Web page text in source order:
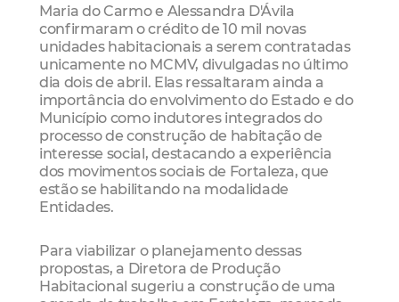
Maria do Carmo e Alessandra D'Ávila
confirmaram o crédito de 10 mil novas
unidades habitacionais a serem contratadas
unicamente no MCMV, divulgadas no último
dia dois de abril. Elas ressaltaram ainda a
importância do envolvimento do Estado e do
Município como indutores integrados do
processo de construção de habitação de
interesse social, destacando a experiência
dos movimentos sociais de Fortaleza, que
estão se habilitando na modalidade
Entidades.
Para viabilizar o planejamento dessas
propostas, a Diretora de Produção
Habitacional sugeriu a construção de uma